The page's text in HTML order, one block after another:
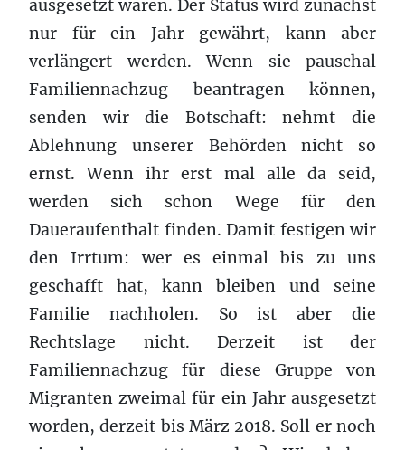
ausgesetzt wären. Der Status wird zunächst
nur für ein Jahr gewährt, kann aber
verlängert werden. Wenn sie pauschal
Familiennachzug beantragen können,
senden wir die Botschaft: nehmt die
Ablehnung unserer Behörden nicht so
ernst. Wenn ihr erst mal alle da seid,
werden sich schon Wege für den
Daueraufenthalt finden. Damit festigen wir
den Irrtum: wer es einmal bis zu uns
geschafft hat, kann bleiben und seine
Familie nachholen. So ist aber die
Rechtslage nicht. Derzeit ist der
Familiennachzug für diese Gruppe von
Migranten zweimal für ein Jahr ausgesetzt
worden, derzeit bis März 2018. Soll er noch